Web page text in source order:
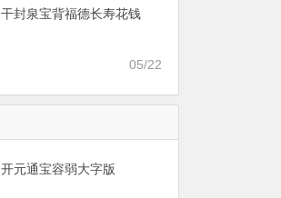
干封泉宝背福德长寿花钱
05/22
开元通宝容弱大字版